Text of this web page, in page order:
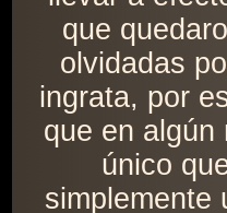
que
olvidadas
ingrata, por
que en algún
único
simplemente